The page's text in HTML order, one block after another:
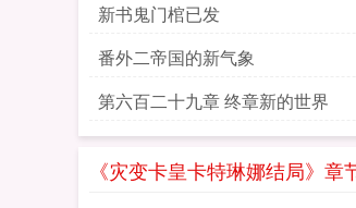
新书鬼门棺已发
番外二帝国的新气象
第六百二十九章 终章新的世界
《灾变卡皇卡特琳娜结局》章